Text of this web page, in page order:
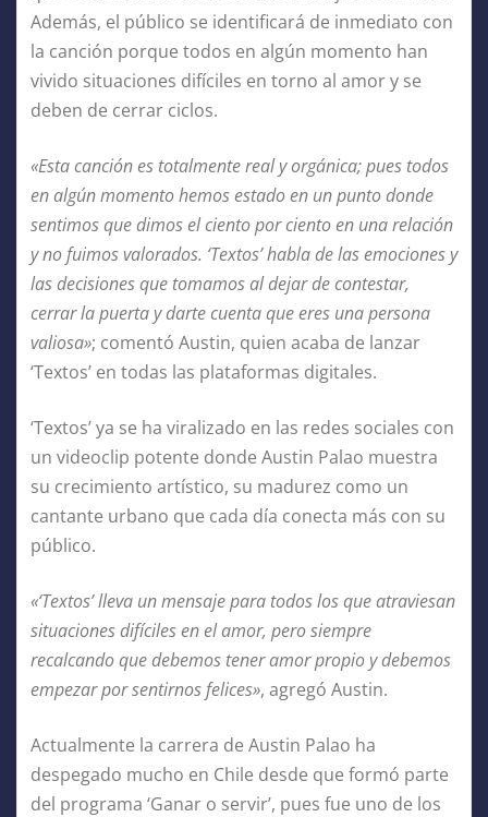
Además, el público se identificará de inmediato con
la canción porque todos en algún momento han
vivido situaciones difíciles en torno al amor y se
deben de cerrar ciclos.
«Esta canción es totalmente real y orgánica; pues todos
en algún momento hemos estado en un punto donde
sentimos que dimos el ciento por ciento en una relación
y no fuimos valorados. ‘Textos’ habla de las emociones y
las decisiones que tomamos al dejar de contestar,
cerrar la puerta y darte cuenta que eres una persona
valiosa»; comentó Austin, quien acaba de lanzar
‘Textos’ en todas las plataformas digitales.
‘Textos’ ya se ha viralizado en las redes sociales con
un videoclip potente donde Austin Palao muestra
su crecimiento artístico, su madurez como un
cantante urbano que cada día conecta más con su
público.
«‘Textos’ lleva un mensaje para todos los que atraviesan
situaciones difíciles en el amor, pero siempre
recalcando que debemos tener amor propio y debemos
empezar por sentirnos felices», agregó Austin.
Actualmente la carrera de Austin Palao ha
despegado mucho en Chile desde que formó parte
del programa ‘Ganar o servir’, pues fue uno de los